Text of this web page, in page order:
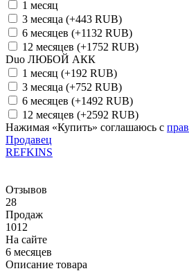
1 месяц
3 месяца (+443 RUB)
6 месяцев (+1132 RUB)
12 месяцев (+1752 RUB)
Duo ЛЮБОЙ АКК
1 месяц (+192 RUB)
3 месяца (+752 RUB)
6 месяцев (+1492 RUB)
12 месяцев (+2592 RUB)
Нажимая «Купить» соглашаюсь с
Продавец
REFKINS
Отзывов
28
Продаж
1012
На сайте
6 месяцев
Описание товара